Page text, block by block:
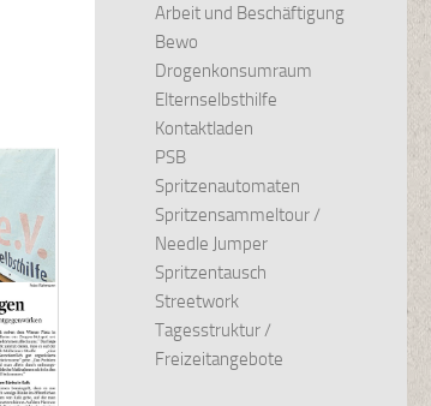
Arbeit und Beschäftigung
Bewo
Drogenkonsumraum
Elternselbsthilfe
Kontaktladen
PSB
Spritzenautomaten
Spritzensammeltour /
Needle Jumper
Spritzentausch
Streetwork
Tagesstruktur /
Freizeitangebote